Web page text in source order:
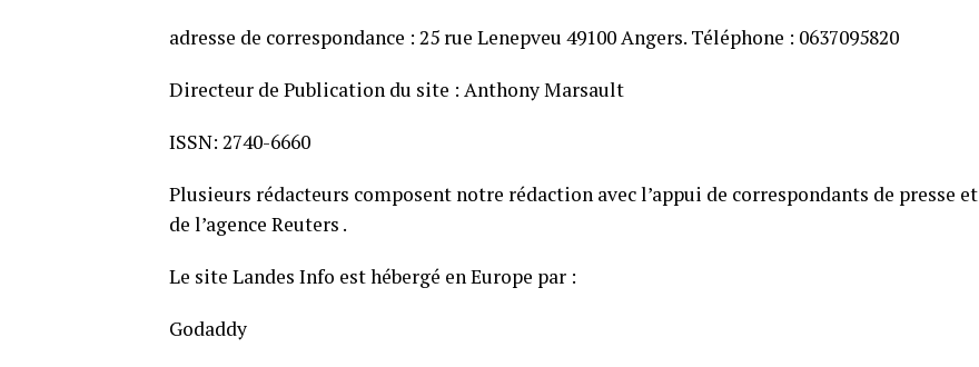
adresse de correspondance : 25 rue Lenepveu 49100 Angers. Téléphone : 0637095820
Directeur de Publication du site : Anthony Marsault
ISSN: 2740-6660
Plusieurs rédacteurs composent notre rédaction avec l’appui de correspondants de presse et
de l’agence Reuters .
Le site Landes Info est hébergé en Europe par :
Godaddy